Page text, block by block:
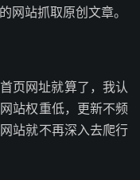
网站抓取原创文章。
页网址就算了，我认
站权重低，更新不频
站就不再深入去爬行